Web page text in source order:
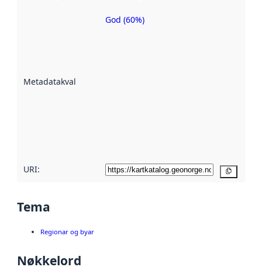
Metadatakvalitet
Metadatakvalitet
God (60%)
URI:
Tema
Regionar og byar
Nøkkelord